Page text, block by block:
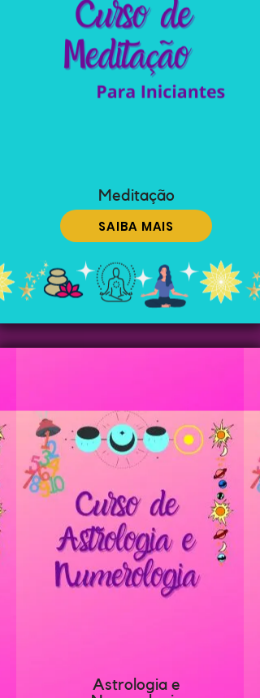
Meditação
SAIBA MAIS
Astrologia e